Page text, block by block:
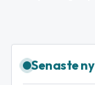
Senaste